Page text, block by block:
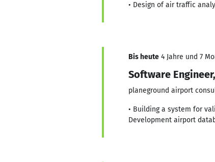
• Design of air traffic
Bis heute 4 Jahre und 7
Software
planeground airport
• Building a system for
Development airport